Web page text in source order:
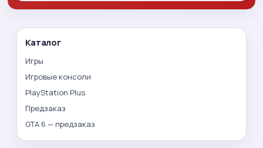
Каталог
Игры
Игровые консоли
PlayStation Plus
Предзаказ
GTA 6 — предзаказ